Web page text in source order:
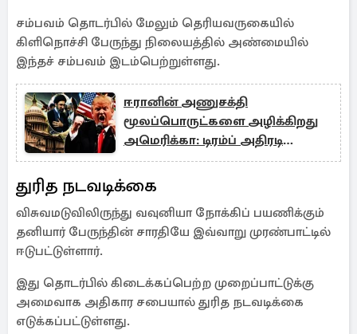
சம்பவம் தொடர்பில் மேலும் தெரியவருகையில்
கிளிநொச்சி பேருந்து நிலையத்தில் அண்மையில்
இந்தச் சம்பவம் இடம்பெற்றுள்ளது.
ஈரானின் அணுசக்தி
மூலப்பொருட்களை அழிக்கிறது
அமெரிக்கா: டிரம்ப் அதிரடி
முழக்கம்
துரித நடவடிக்கை
விசுவமடுவிலிருந்து வவுனியா நோக்கிப் பயணிக்கும்
தனியார் பேருந்தின் சாரதியே இவ்வாறு முரண்பாட்டில்
ஈடுபட்டுள்ளார்.
இது தொடர்பில் கிடைக்கப்பெற்ற முறைப்பாட்டுக்கு
அமைவாக அதிகார சபையால் துரித நடவடிக்கை
எடுக்கப்பட்டுள்ளது.